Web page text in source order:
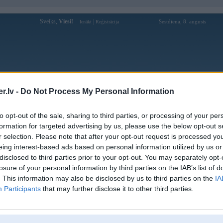
- Do Not Process My Personal Information
opt-out of the sale, sharing to third parties, or processing of your
for targeted advertising by us, please use the below opt-out
selection. Please note that after your opt-out request is processed
interest-based ads based on personal information utilized by us
to third parties prior to your opt-out. You may separately
of your personal information by third parties on the IAB’s list of
This information may also be disclosed by us to third parties on the
Participants that may further disclose it to other third parties.
Sveiks, Viesi! Ienākt Reģistrācija Sestdiena, 8. augusts
Forums Galerijas Reģistrācija Lietotāji
Lietotāja 77winvipnet profils
Lietotājvārds:
77winvipnet
Ziņojumi forumā:
0
Pēdējie ziņojumi forumā